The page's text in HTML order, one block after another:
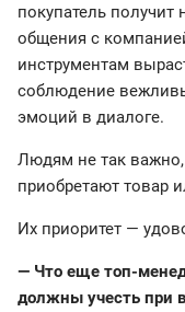
покупатель
общения с
инструментам
соблюдение
эмоций в диалоге.
Людям не так
приобретают товар
Их приоритет —
— Что еще топ-
должны учесть при